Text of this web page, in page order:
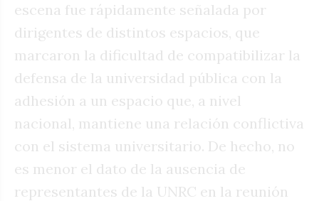
escena fue rápidamente señalada por
dirigentes de distintos espacios, que
marcaron la dificultad de compatibilizar la
defensa de la universidad pública con la
adhesión a un espacio que, a nivel
nacional, mantiene una relación conflictiva
con el sistema universitario. De hecho, no
es menor el dato de la ausencia de
representantes de la UNRC en la reunión